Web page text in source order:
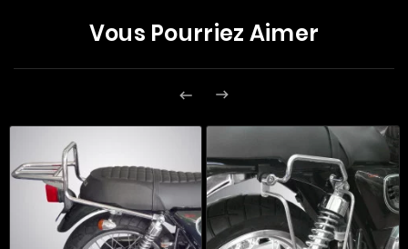
Vous Pourriez Aimer
 